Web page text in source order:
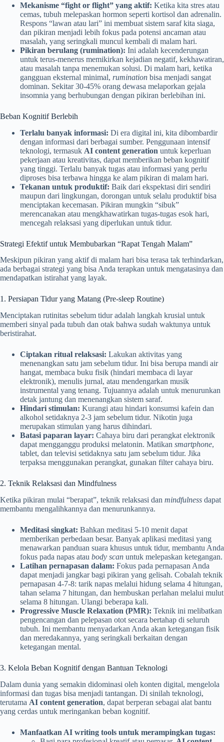
Mekanisme “fight or flight” yang aktif: Ketika kita stres atau
cemas, tubuh melepaskan hormon seperti kortisol dan adrenalin.
Respons “lawan atau lari” ini membuat sistem saraf kita siaga,
dan pikiran menjadi lebih fokus pada potensi ancaman atau
masalah, yang seringkali muncul kembali di malam hari.
Pikiran berulang (rumination): Ini adalah kecenderungan
untuk terus-menerus memikirkan kejadian negatif, kekhawatiran,
atau masalah tanpa menemukan solusi. Di malam hari, ketika
gangguan eksternal minimal, rumination bisa menjadi sangat
dominan. Sekitar 30-45% orang dewasa melaporkan gejala
insomnia yang berhubungan dengan pikiran berlebihan ini.
Beban Kognitif Berlebih
Terlalu banyak informasi: Di era digital ini, kita dibombardir
dengan informasi dari berbagai sumber. Penggunaan intensif
teknologi, termasuk AI content generation untuk keperluan
pekerjaan atau kreativitas, dapat memberikan beban kognitif
yang tinggi. Terlalu banyak tugas atau informasi yang perlu
diproses bisa terbawa hingga ke alam pikiran di malam hari.
Tekanan untuk produktif: Baik dari ekspektasi diri sendiri
maupun dari lingkungan, dorongan untuk selalu produktif bisa
menciptakan kecemasan. Pikiran mungkin “sibuk”
merencanakan atau mengkhawatirkan tugas-tugas esok hari,
mencegah relaksasi yang diperlukan untuk tidur.
Strategi Efektif untuk Membubarkan “Rapat Tengah Malam”
Meskipun pikiran yang aktif di malam hari bisa terasa tak terhindarkan,
ada berbagai strategi yang bisa Anda terapkan untuk mengatasinya dan
mendapatkan istirahat yang layak.
1. Persiapan Tidur yang Matang (Pre-sleep Routine)
Menciptakan rutinitas sebelum tidur adalah langkah krusial untuk
memberi sinyal pada tubuh dan otak bahwa sudah waktunya untuk
beristirahat.
Ciptakan ritual relaksasi: Lakukan aktivitas yang
menenangkan satu jam sebelum tidur. Ini bisa berupa mandi air
hangat, membaca buku fisik (hindari membaca di layar
elektronik), menulis jurnal, atau mendengarkan musik
instrumental yang tenang. Tujuannya adalah untuk menurunkan
detak jantung dan menenangkan sistem saraf.
Hindari stimulan: Kurangi atau hindari konsumsi kafein dan
alkohol setidaknya 2-3 jam sebelum tidur. Nikotin juga
merupakan stimulan yang harus dihindari.
Batasi paparan layar: Cahaya biru dari perangkat elektronik
dapat mengganggu produksi melatonin. Matikan smartphone,
tablet, dan televisi setidaknya satu jam sebelum tidur. Jika
terpaksa menggunakan perangkat, gunakan filter cahaya biru.
2. Teknik Relaksasi dan Mindfulness
Ketika pikiran mulai “berapat”, teknik relaksasi dan mindfulness dapat
membantu mengalihkannya dan menurunkannya.
Meditasi singkat: Bahkan meditasi 5-10 menit dapat
memberikan perbedaan besar. Banyak aplikasi meditasi yang
menawarkan panduan suara khusus untuk tidur, membantu Anda
fokus pada napas atau body scan untuk melepaskan ketegangan.
Latihan pernapasan dalam: Fokus pada pernapasan Anda
dapat menjadi jangkar bagi pikiran yang gelisah. Cobalah teknik
pernapasan 4-7-8: tarik napas melalui hidung selama 4 hitungan,
tahan selama 7 hitungan, dan hembuskan perlahan melalui mulut
selama 8 hitungan. Ulangi beberapa kali.
Progressive Muscle Relaxation (PMR): Teknik ini melibatkan
pengencangan dan pelepasan otot secara bertahap di seluruh
tubuh. Ini membantu menyadarkan Anda akan ketegangan fisik
dan meredakannya, yang seringkali berkaitan dengan
ketegangan mental.
3. Kelola Beban Kognitif dengan Bantuan Teknologi
Dalam dunia yang semakin didominasi oleh konten digital, mengelola
informasi dan tugas bisa menjadi tantangan. Di sinilah teknologi,
terutama AI content generation, dapat berperan sebagai alat bantu
yang cerdas untuk meringankan beban kognitif.
Manfaatkan AI writing tools untuk merampingkan tugas: